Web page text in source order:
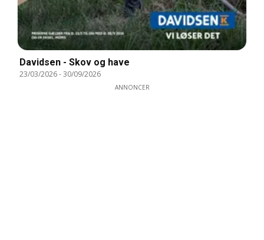
Davidsen - Skov og have
23/03/2026-30/09/2026
ANNONCER